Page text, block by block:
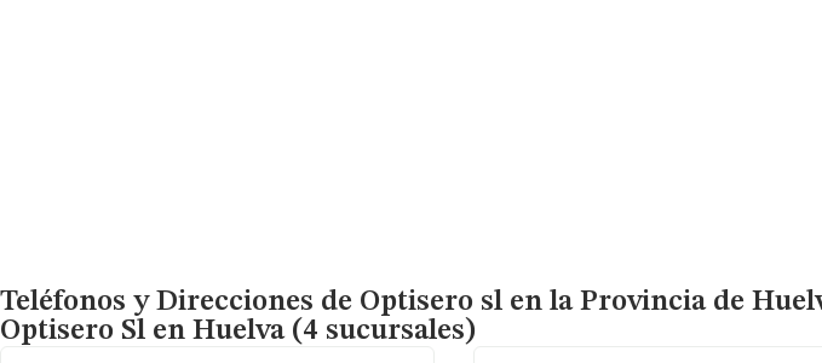
Teléfonos y Direcciones de Optisero sl en la Provincia de
Optisero Sl en Huelva (4 sucursales)